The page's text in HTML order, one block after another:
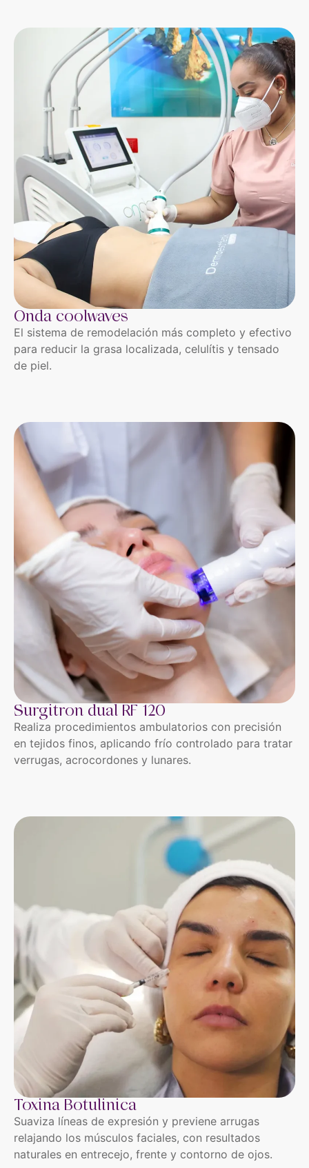
Onda coolwaves
El sistema de remodelación más completo y efectivo
para reducir la grasa localizada, celulítis y tensado
de piel.
Surgitron dual RF 120
Realiza procedimientos ambulatorios con precisión
en tejidos finos, aplicando frío controlado para tratar
verrugas, acrocordones y lunares.
Toxina Botulinica
Suaviza líneas de expresión y previene arrugas
relajando los músculos faciales, con resultados
naturales en entrecejo, frente y contorno de ojos.